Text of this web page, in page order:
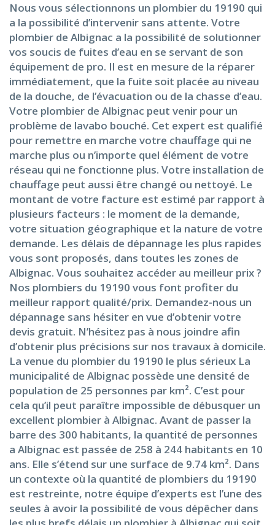
Nous vous sélectionnons un plombier du 19190 qui
a la possibilité d’intervenir sans attente. Votre
plombier de Albignac a la possibilité de solutionner
vos soucis de fuites d’eau en se servant de son
équipement de pro. Il est en mesure de la réparer
immédiatement, que la fuite soit placée au niveau
de la douche, de l’évacuation ou de la chasse d’eau.
Votre plombier de Albignac peut venir pour un
problème de lavabo bouché. Cet expert est qualifié
pour remettre en marche votre chauffage qui ne
marche plus ou n’importe quel élément de votre
réseau qui ne fonctionne plus. Votre installation de
chauffage peut aussi être changé ou nettoyé. Le
montant de votre facture est estimé par rapport à
plusieurs facteurs : le moment de la demande,
votre situation géographique et la nature de votre
demande. Les délais de dépannage les plus rapides
vous sont proposés, dans toutes les zones de
Albignac. Vous souhaitez accéder au meilleur prix ?
Nos plombiers du 19190 vous font profiter du
meilleur rapport qualité/prix. Demandez-nous un
dépannage sans hésiter en vue d’obtenir votre
devis gratuit. N’hésitez pas à nous joindre afin
d’obtenir plus précisions sur nos travaux à domicile.
La venue du plombier du 19190 le plus sérieux La
municipalité de Albignac possède une densité de
population de 25 personnes par km². C’est pour
cela qu’il peut paraître impossible de débusquer un
excellent plombier à Albignac. Avant de passer la
barre des 300 habitants, la quantité de personnes
a Albignac est passée de 258 à 244 habitants en 10
ans. Elle s’étend sur une surface de 9.74 km². Dans
un contexte où la quantité de plombiers du 19190
est restreinte, notre équipe d’experts est l’une des
seules à avoir la possibilité de vous dépêcher dans